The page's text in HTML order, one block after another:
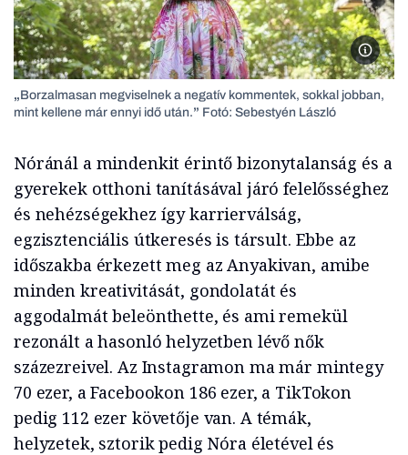
„Borzalmasan megviselnek a negatív kommentek, sokkal jobban,
mint kellene már ennyi idő után.” Fotó: Sebestyén László
Nóránál a mindenkit érintő bizonytalanság és a
gyerekek otthoni tanításával járó felelősséghez
és nehézségekhez így karrierválság,
egzisztenciális útkeresés is társult. Ebbe az
időszakba érkezett meg az Anyakivan, amibe
minden kreativitását, gondolatát és
aggodalmát beleönthette, és ami remekül
rezonált a hasonló helyzetben lévő nők
százezreivel. Az Instagramon ma már mintegy
70 ezer, a Facebookon 186 ezer, a TikTokon
pedig 112 ezer követője van. A témák,
helyzetek, sztorik pedig Nóra életével és